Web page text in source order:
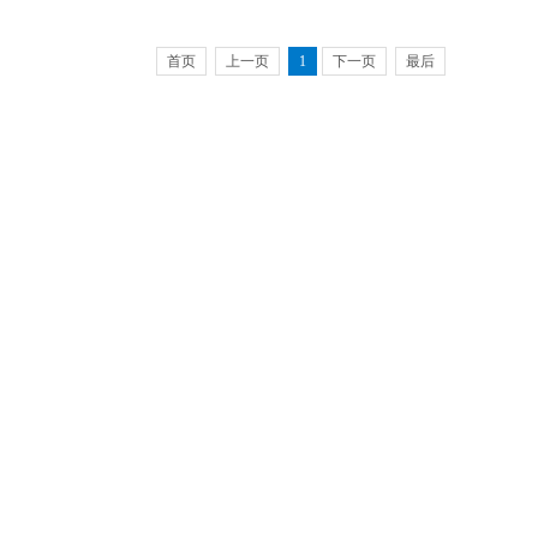
首页 上一页 1 下一页 最后